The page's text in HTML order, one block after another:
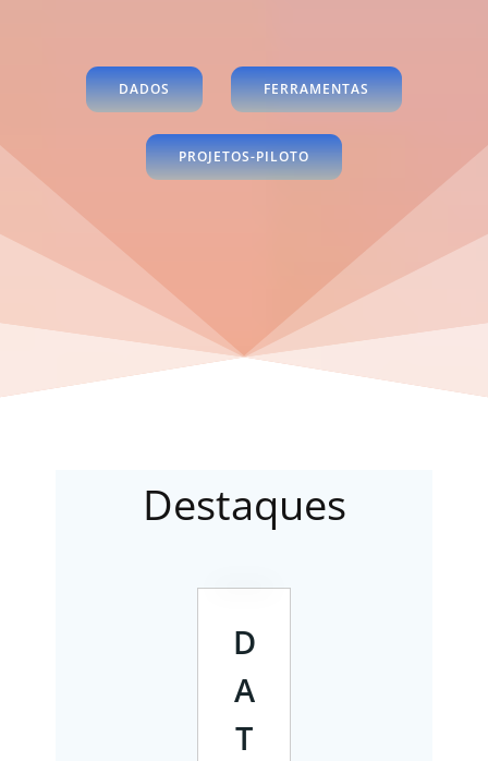
DADOS FERRAMENTAS
PROJETOS-PILOTO
Destaques
D
A
T